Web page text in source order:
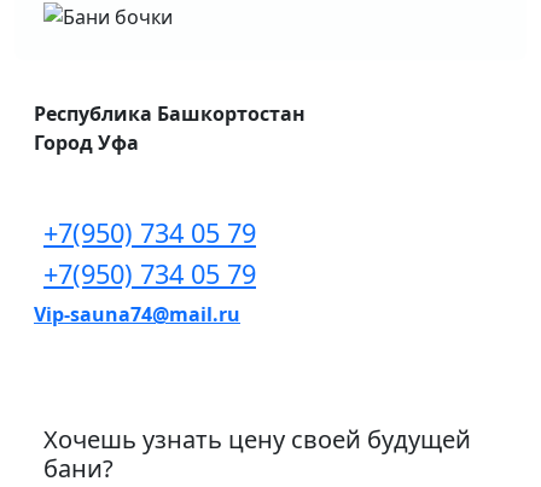
Республика Башкортостан
Город Уфа
+7(950) 734 05 79
+7(950) 734 05 79
Vip-sauna74@mail.ru
Хочешь узнать цену своей будущей
бани?